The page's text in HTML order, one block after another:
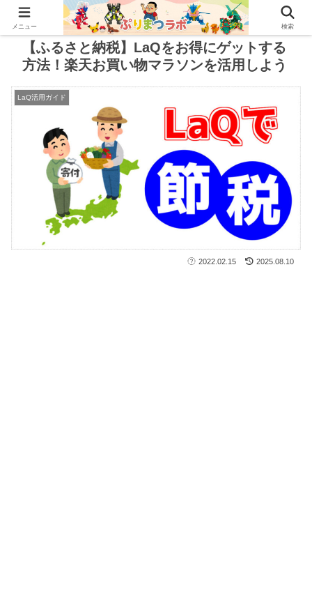
【ふるさと納税】LaQをお得にゲットする
方法！楽天お買い物マラソンを活用しよう
LaQ活用ガイド
2022.02.15 2025.08.10
メニュー 検索